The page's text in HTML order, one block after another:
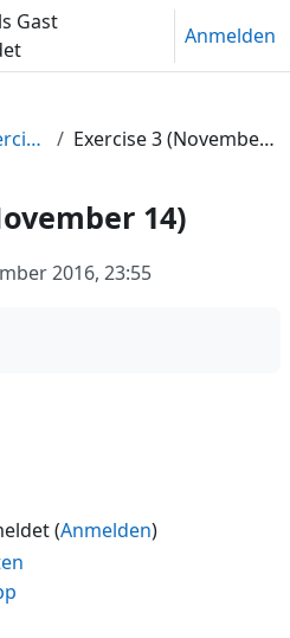
Gast
Anmelden
Exercises Exercise 3 (November 14)
14)
2016, 23:55
(Anmelden)